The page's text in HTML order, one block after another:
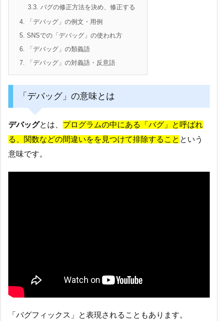
3.3. バグの修正方法を決め、修正する
4. 「デバッグ」の例文・用例
5. SNSでの「デバッグ」の使われ方
6. 「デバッグ」の類義語
7. 「デバッグ」の対義語・反意語
「デバッグ」の意味とは
デバッグとは、 プログラムの中にある「バグ」と呼ばれ
る、関数などの間違いをを見つけて排除すること という
意味です。
「バグフィックス」と表現されることもあります。